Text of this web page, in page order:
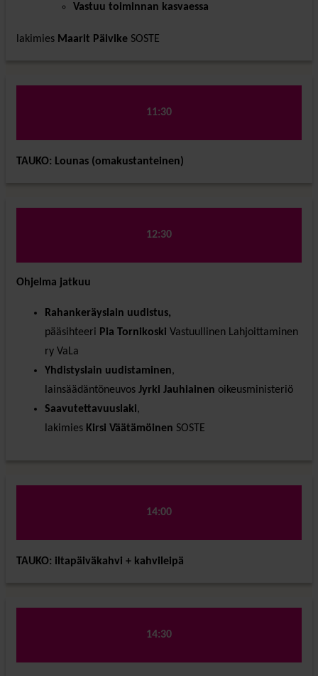
Vastuu toiminnan kasvaessa
lakimies Maarit Päivike SOSTE
11:30
TAUKO: Lounas (omakustanteinen)
12:30
Ohjelma jatkuu
Rahankeräyslain uudistus,
pääsihteeri Pia Tornikoski Vastuullinen Lahjoittaminen
ry VaLa
Yhdistyslain uudistaminen,
lainsäädäntöneuvos Jyrki Jauhiainen oikeusministeriö
Saavutettavuuslaki,
lakimies Kirsi Väätämöinen SOSTE
14:00
TAUKO: iltapäiväkahvi + kahvileipä
14:30